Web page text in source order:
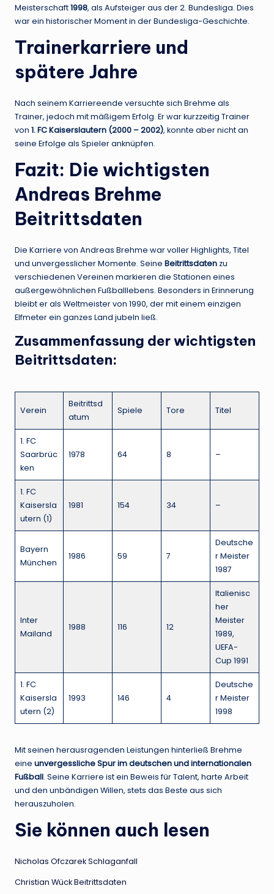
Meisterschaft1998, als Aufsteiger aus der 2. Bundesliga. Dies
war ein historischer Moment in der Bundesliga-Geschichte.
Trainerkarriere und
spätere Jahre
Nach seinem Karriereende versuchte sich Brehme als
Trainer, jedoch mit mäßigem Erfolg. Er war kurzzeitig Trainer
von 1. FC Kaiserslautern (2000 – 2002), konnte aber nicht an
seine Erfolge als Spieler anknüpfen.
Fazit: Die wichtigsten
Andreas Brehme
Beitrittsdaten
Die Karriere von Andreas Brehme war voller Highlights, Titel
und unvergesslicher Momente. Seine Beitrittsdaten zu
verschiedenen Vereinen markieren die Stationen eines
außergewöhnlichen Fußballlebens. Besonders in Erinnerung
bleibt er als Weltmeister von 1990, der mit einem einzigen
Elfmeter ein ganzes Land jubeln ließ.
Zusammenfassung der wichtigsten
Beitrittsdaten:
Verein
Beitrittsd
atum
Spiele Tore Titel
1. FC
Saarbrüc
ken
1978 64 8 –
1. FC
Kaisersla
utern (1)
1981 154 34 –
Bayern
München
1986 59 7
Deutsche
r Meister
1987
Inter
Mailand
1988 116 12
Italienisc
her
Meister
1989,
UEFA-
Cup 1991
1. FC
Kaisersla
utern (2)
1993 146 4
Deutsche
r Meister
1998
Mit seinen herausragenden Leistungen hinterließ Brehme
eine unvergessliche Spur im deutschen und internationalen
Fußball. Seine Karriere ist ein Beweis für Talent, harte Arbeit
und den unbändigen Willen, stets das Beste aus sich
herauszuholen.
Sie können auch lesen
Nicholas Ofczarek Schlaganfall
Christian Wück Beitrittsdaten